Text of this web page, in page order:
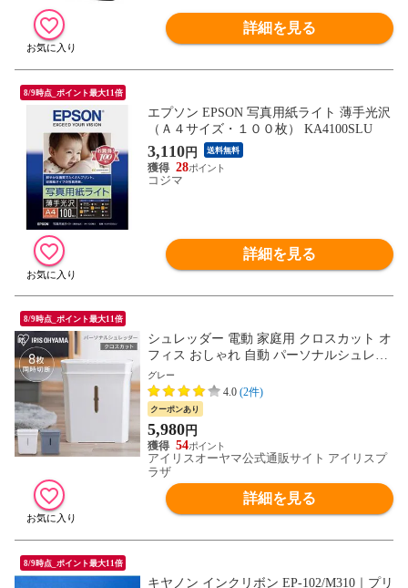
詳細を見る
8/9時点_ポイント最大11倍
エプソン EPSON 写真用紙ライト 薄手光沢
（Ａ４サイズ・１００枚） KA4100SLU
3,110円 送料無料
28
コジマ
詳細を見る
8/9時点_ポイント最大11倍
シュレッダー 電動 家庭用 クロスカット オ
フィス おしゃれ 自動 パーソナルシュレッ
ダー PS-A8C-H グレー 【安心延長保証対
象】 [家電]
グレー
4.0 (2件)
クーポンあり
5,980円
54
アイリスオーヤマ公式通販サイト アイリスプ
ラザ
詳細を見る
8/9時点_ポイント最大11倍
キヤノン インクリボン EP-102/M310｜プリ